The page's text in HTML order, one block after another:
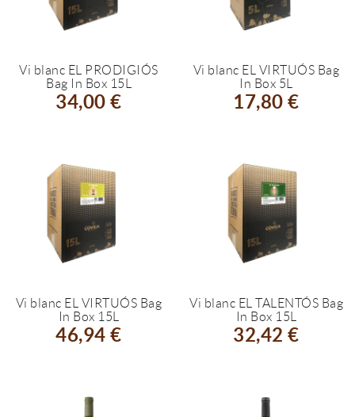
Vi blanc EL PRODIGIÓS
Bag In Box 15L
34,00 €
Vi blanc EL VIRTUÓS Bag
In Box 5L
17,80 €
Vi blanc EL VIRTUÓS Bag
In Box 15L
46,94 €
Vi blanc EL TALENTÓS Bag
In Box 15L
32,42 €